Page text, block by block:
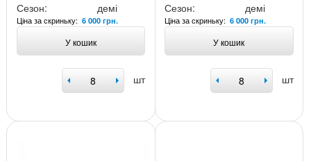
Сезон:
демі
Ціна за скриньку: 6 000 грн.
У кошик
шт
Сезон:
демі
Ціна за скриньку:6 000 грн.
У кошик
шт